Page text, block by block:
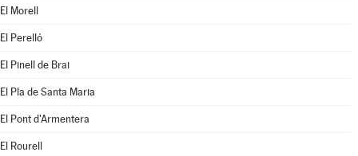
El Morell
El Perelló
El Pinell de Brai
El Pla de Santa Maria
El Pont d'Armentera
El Rourell